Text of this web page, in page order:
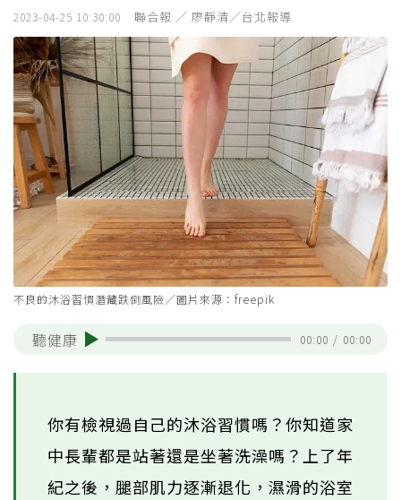
2023-04-25 10:30:00 聯合報 ／ 廖靜清／台北報導
不良的沐浴習慣潛藏跌倒風險／圖片來源：freepik
聽健康 00:00 / 00:00
你有檢視過自己的沐浴習慣嗎？你知道家
中長輩都是站著還是坐著洗澡嗎？上了年
紀之後，腿部肌力逐漸退化，濕滑的浴室